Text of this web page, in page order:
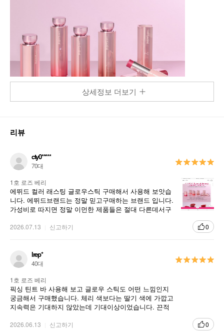
상세정보 더보기
리뷰
cty0*****
70대
1호 로즈 베리
에뛰드 컬러 래스팅 글로우스틱 구매해서 사용해 보앗습
니다. 에뛰드브랜드는 정말 믿고구매하는 브랜드 입니다.
가성비로 따지면 정말 이먼한 제품들은 절대 다른데서구
2026.07.13 신고하기 0
lrep*
40대
1호 로즈 베리
픽싱 틴트 바 사용해 보고 글로우 스틱도 어떤 느낌인지
궁금해서 구매했습니다. 체리 색보다는 딸기 색에 가깝고
지속력은 기대하지 않았는데 기대이상이었습니다. 끈적
품이었습니다.
2026.06.13 신고하기 0